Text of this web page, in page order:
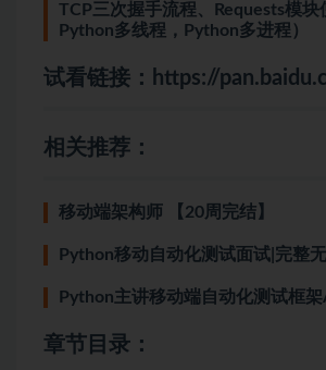
TCP三次握手流程、Requests模块
Python多线程，Python多进程）
试看链接： https://
相关推荐：
移动端架构师 【20周完结】
Python移动自动化测试面试|完整
Python主讲移动端自动化测试框
章节目录：